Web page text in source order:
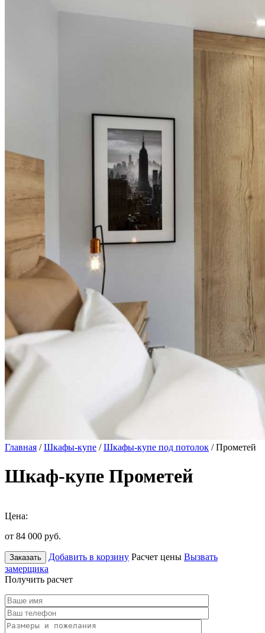
Главная /Шкафы-купе /Шкафы-купе под потолок / Прометей
Шкаф-купе Прометей
Цена:
от 84 000 руб.
Заказать Добавить в корзину Расчет цены Вызвать
замерщика
Получить расчет